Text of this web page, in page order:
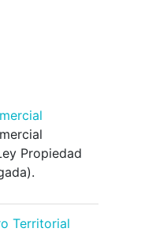
Propiedad
Territorial